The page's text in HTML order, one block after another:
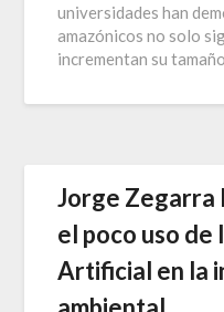
universidades han
amazónicos no solo
incrementan su
Jorge Zegarra
el poco uso
Artificial en la